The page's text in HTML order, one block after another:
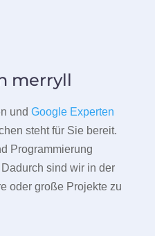
merryll
und Google Experten
steht für Sie bereit.
Programmierung
sind wir in der
oder große Projekte zu